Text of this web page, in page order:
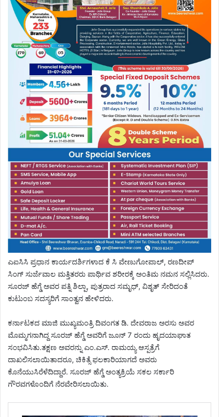
ಎಐಸಿಸಿ ಪ್ರಧಾನ ಕಾರ್ಯದರ್ಶಿಗಳಾದ ಕೆ ಸಿ ವೇಣುಗೋಪಾಲ್, ರಣದೀಪ್
ಸಿಂಗ್ ಸುರ್ಜೆವಾಲ ಮತ್ತಿತರರು ಪಾರ್ಥಿವ ಶರೀರಕ್ಕೆ ಅಂತಿಮ ನಮನ ಸಲ್ಲಿಸಿದರು.
ಸೂರಜ್ ಹೆಗ್ಡೆ ಅವರ ಪತ್ನಿ ಶಿಲ್ಪಾ, ಪುತ್ರರಾದ ಸಮೃಧ್, ವಿಶೃತ್ ಸೇರಿದಂತೆ
ಕುಟುಂಬ ಸದಸ್ಯರಿಗೆ ಸಾಂತ್ವನ ಹೇಳಿದರು.
ಕರ್ನಾಟಕದ ಮಾಜಿ ಮುಖ್ಯಮಂತ್ರಿ ದಿವಂಗತ ಡಿ. ದೇವರಾಜ ಅರಸು ಅವರ
ಮೊಮ್ಮಗನಾಗಿದ್ದ ಸೂರಜ್ ಹೆಗ್ಡೆ ಅವರಿಗೆ ಜೂನ್‌ 7 ರಂದು ಹೃದಯಾಘಾತ
ಸಂಭವಿಸಿತು.ತಕ್ಷಣ ಅವರನ್ನು ಎಂ.ಎಸ್. ರಾಮಯ್ಯ ಆಸ್ಪತ್ರೆಗೆ
ದಾಖಲಿಸಲಾಯಿತಾದರೂ, ಚಿಕಿತ್ಸೆ ಫಲಕಾರಿಯಾಗದೆ ಅವರು
ಕೊನೆಯುಸಿರೆಳೆದಿದ್ದಾರೆ. ಸೂರಜ್ ಹೆಗ್ಡೆ ಅಂತ್ಯಕ್ರಿಯೆ ಸಕಲ ಸರ್ಕಾರಿ
ಗೌರವಗಳೊಂದಿಗೆ ನೆರವೇರಿಸಲಾಯಿತು.